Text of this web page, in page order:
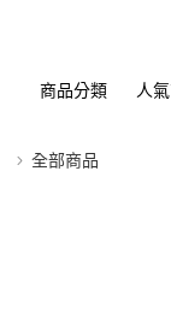
商品分類 人
全部商品